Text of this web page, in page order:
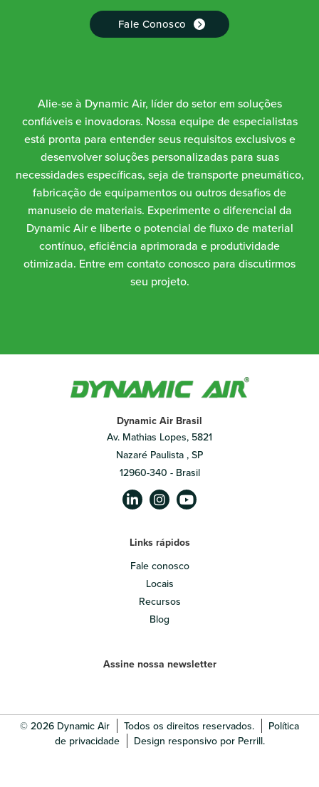
Fale Conosco
Alie-se à Dynamic Air, líder do setor em soluções
confiáveis e inovadoras. Nossa equipe de especialistas
está pronta para entender seus requisitos exclusivos e
desenvolver soluções personalizadas para suas
necessidades específicas, seja de transporte pneumático,
fabricação de equipamentos ou outros desafios de
manuseio de materiais. Experimente o diferencial da
Dynamic Air e liberte o potencial de fluxo de material
contínuo, eficiência aprimorada e produtividade
otimizada. Entre em contato conosco para discutirmos
seu projeto.
Dynamic Air Brasil
Av. Mathias Lopes, 5821
Nazaré Paulista , SP
12960-340 - Brasil
Links rápidos
Fale conosco
Locais
Recursos
Blog
Assine nossa newsletter
© 2026 Dynamic Air Todos os direitos reservados.
Política
de privacidade
Design responsivo por Perrill.